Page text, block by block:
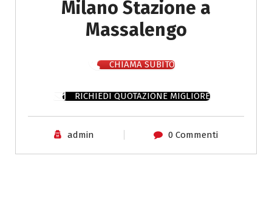
Milano Stazione a
Massalengo
CHIAMA SUBITO
RICHIEDI QUOTAZIONE MIGLIORE
admin 0 Commenti